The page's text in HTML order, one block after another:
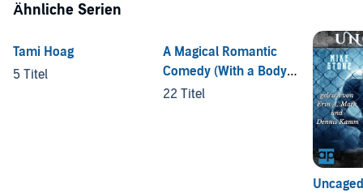
Ähnliche Serien
Tami Hoag
5 Titel
A Magical Romantic
Comedy (With a Body
Count)
22 Titel
Uncaged